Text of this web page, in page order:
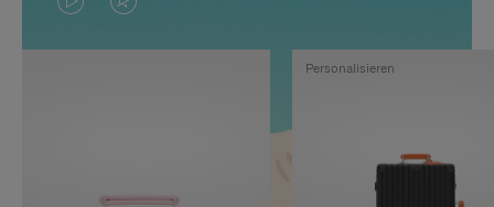
DAS
VIDEO
VIDEO
IST
Personalisieren